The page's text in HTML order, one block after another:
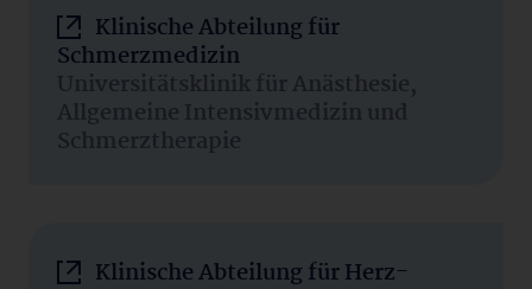
Klinische Abteilung für
Schmerzmedizin
Universitätsklinik für Anästhesie,
Allgemeine Intensivmedizin und
Schmerztherapie
Klinische Abteilung für Herz-